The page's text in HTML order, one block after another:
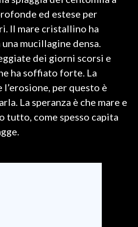
ed estese per
Il mare cristallino ha
mucillagine densa.
dei giorni scorsi e
ha soffiato forte. La
per questo è
La speranza è che mare e
tutto, come spesso capita